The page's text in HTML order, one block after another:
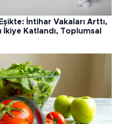
İntihar Vakaları Arttı,
İkiye Katlandı, Toplumsal